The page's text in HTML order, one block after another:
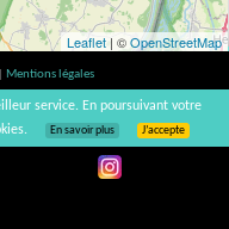
Leaflet | ©OpenStreetMap
Mentions légales
avec modération. |
service. En poursuivant votre
En savoir plus J’accepte